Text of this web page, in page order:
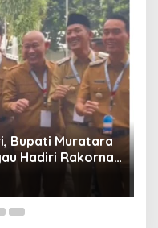
Bupati Muratara
Hadiri Rakornas